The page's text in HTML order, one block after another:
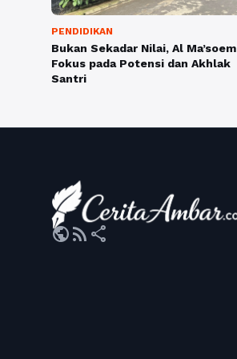
PENDIDIKAN
Bukan Sekadar Nilai, Al Ma’soem
Fokus pada Potensi dan Akhlak
Santri
publicrss_feed share